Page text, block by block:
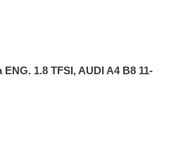
1.8 TFSI, AUDI A4 B8 11-